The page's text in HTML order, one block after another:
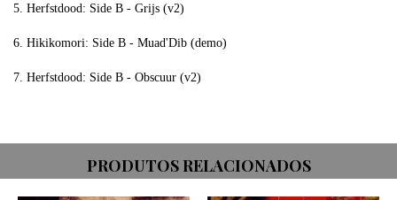
5. Herfstdood: Side B - Grijs (v2)
6. Hikikomori: Side B - Muad'Dib (demo)
7. Herfstdood: Side B - Obscuur (v2)
PRODUTOS RELACIONADOS